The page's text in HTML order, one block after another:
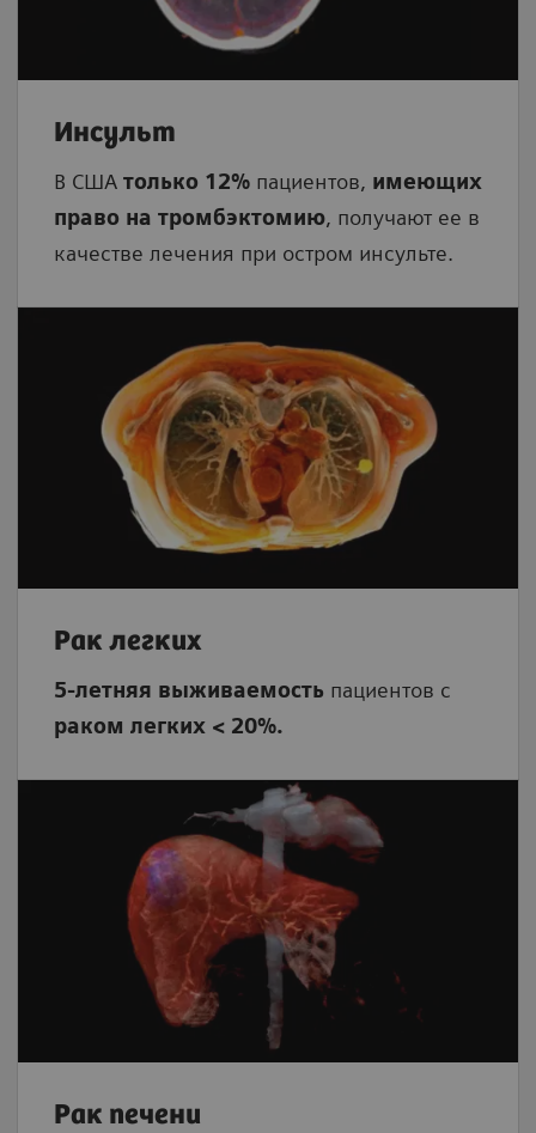
Инсульт
В США только 12% пациентов, имеющих
право на тромбэктомию, получают ее в
качестве лечения при остром инсульте.
Рак легких
5-летняя выживаемость пациентов с
раком легких < 20%.
Рак печени